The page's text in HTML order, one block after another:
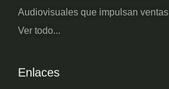
Enlaces
Audiovisuales que impulsan ventas
Ver todo...